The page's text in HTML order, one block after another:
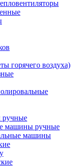
горячего воздуха)
ручные
машины ручные
машины